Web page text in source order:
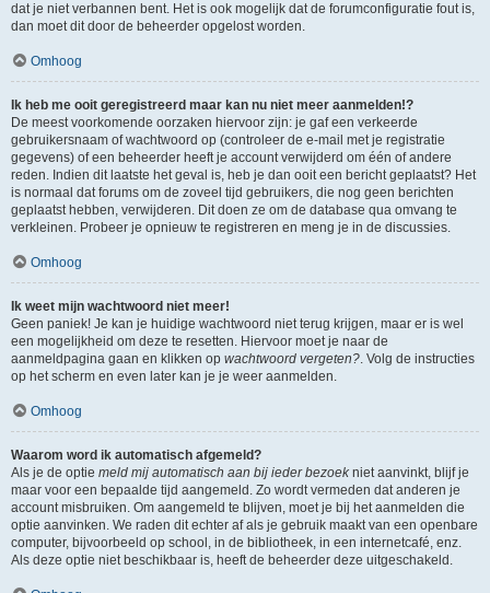
dat je niet verbannen bent. Het is ook mogelijk dat de forumconfiguratie fout is,
dan moet dit door de beheerder opgelost worden.
Omhoog
Ik heb me ooit geregistreerd maar kan nu niet meer aanmelden!?
De meest voorkomende oorzaken hiervoor zijn: je gaf een verkeerde
gebruikersnaam of wachtwoord op (controleer de e-mail met je registratie
gegevens) of een beheerder heeft je account verwijderd om één of andere
reden. Indien dit laatste het geval is, heb je dan ooit een bericht geplaatst? Het
is normaal dat forums om de zoveel tijd gebruikers, die nog geen berichten
geplaatst hebben, verwijderen. Dit doen ze om de database qua omvang te
verkleinen. Probeer je opnieuw te registreren en meng je in de discussies.
Omhoog
Ik weet mijn wachtwoord niet meer!
Geen paniek! Je kan je huidige wachtwoord niet terug krijgen, maar er is wel
een mogelijkheid om deze te resetten. Hiervoor moet je naar de
aanmeldpagina gaan en klikken op wachtwoord vergeten?. Volg de instructies
op het scherm en even later kan je je weer aanmelden.
Omhoog
Waarom word ik automatisch afgemeld?
Als je de optie meld mij automatisch aan bij ieder bezoekniet aanvinkt, blijf je
maar voor een bepaalde tijd aangemeld. Zo wordt vermeden dat anderen je
account misbruiken. Om aangemeld te blijven, moet je bij het aanmelden die
optie aanvinken. We raden dit echter af als je gebruik maakt van een openbare
computer, bijvoorbeeld op school, in de bibliotheek, in een internetcafé, enz.
Als deze optie niet beschikbaar is, heeft de beheerder deze uitgeschakeld.